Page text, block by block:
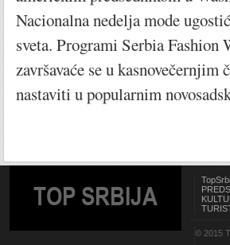
Nacionalna nedelja mode
sveta. Programi Serbia Fashion
završavaće se u
nastaviti u popularnim
TOP SRBIJA
© 2015